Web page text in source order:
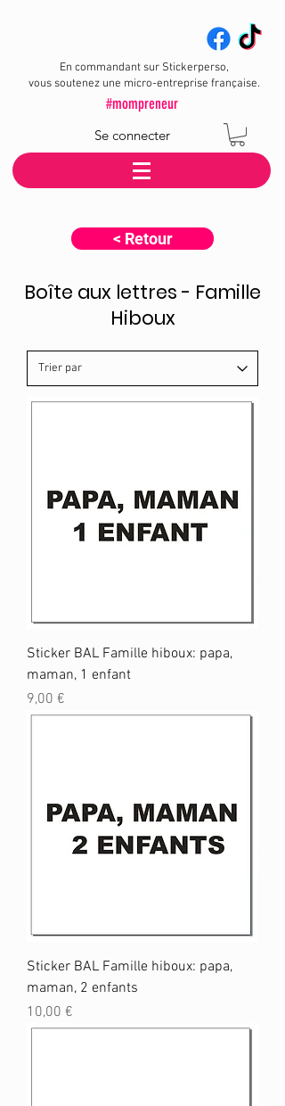
En commandant sur Stickerperso,
vous soutenez une micro-entreprise française.
#mompreneur
Se connecter
< Retour
Boîte aux lettres - Famille
Hiboux
Sticker BAL Famille hiboux: papa,
maman, 1 enfant
Prix
9,00 €
Sticker BAL Famille hiboux: papa,
maman, 2 enfants
Prix
10,00 €